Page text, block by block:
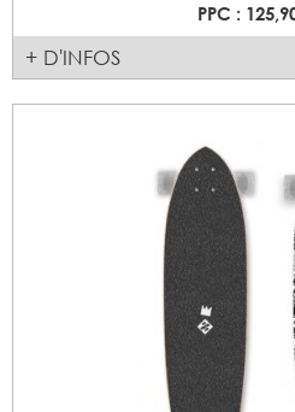
PPC :
+ D'INFOS